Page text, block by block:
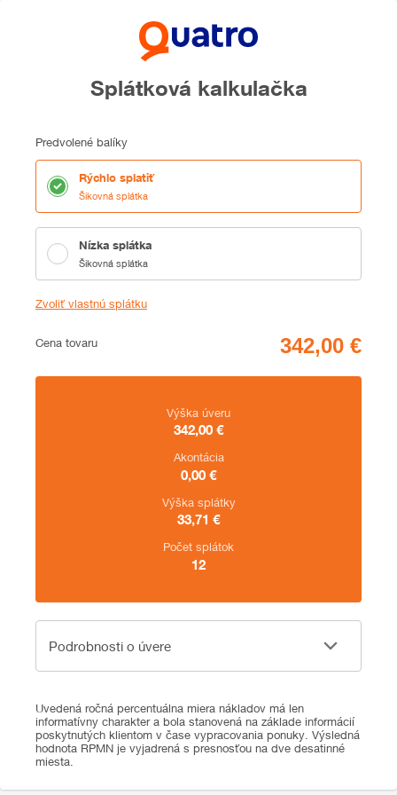
Splátková kalkulačka
Predvolené balíky
Rýchlo splatiť
Šikovná splátka
Nízka splátka
Šikovná splátka
Zvoliť vlastnú splátku
Cena
Cena tovaru
Zhrnutie
Výška úveru
342,00 €
Akontácia
0,00 €
Výška splátky
33,71 €
Počet splátok
12
Podrobnosti o úvere
Podrobnosti o úvere
Uvedená ročná percentuálna miera nákladov má len
informatívny charakter a bola stanovená na základe informácií
poskytnutých klientom v čase vypracovania ponuky. Výsledná
hodnota RPMN je vyjadrená s presnosťou na dve desatinné
miesta.